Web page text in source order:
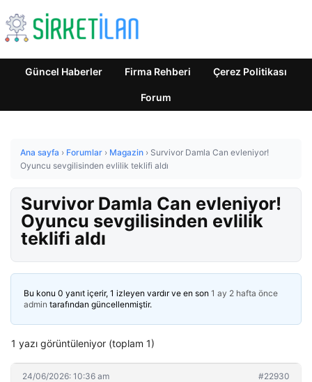
Güncel Haberler Firma Rehberi Çerez Politikası
Forum
Ana sayfa › Forumlar › Magazin › Survivor Damla Can evleniyor!
Oyuncu sevgilisinden evlilik teklifi aldı
Survivor Damla Can evleniyor!
Oyuncu sevgilisinden evlilik
teklifi aldı
Bu konu 0 yanıt içerir, 1 izleyen vardır ve en son 1 ay 2 hafta önce
admin tarafından güncellenmiştir.
1 yazı görüntüleniyor (toplam 1)
24/06/2026: 10:36 am #22930